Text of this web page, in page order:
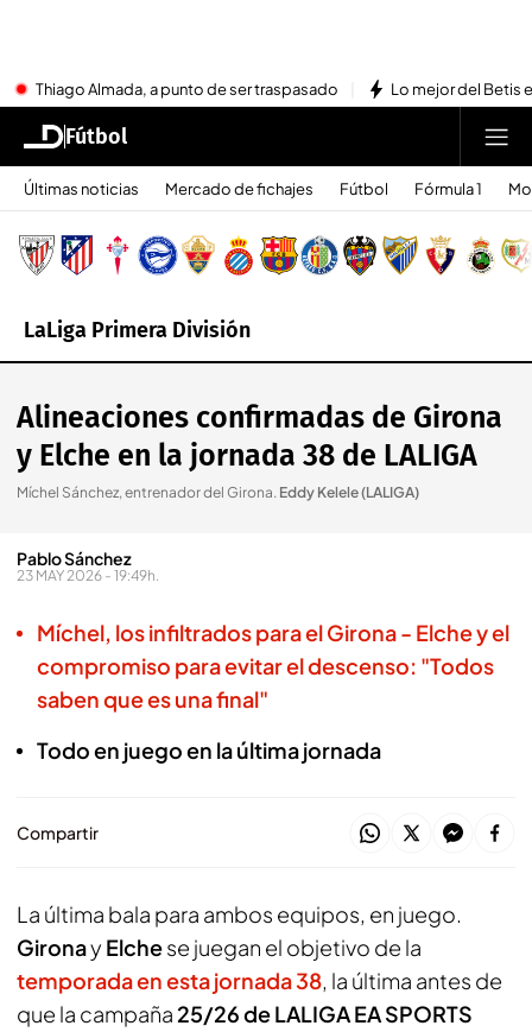
Thiago Almada, a punto de ser traspasado Lo mejor del Betis
Fútbol
Últimas noticias Mercado de fichajes Fútbol Fórmula 1
LaLiga Primera División
Alineaciones confirmadas de Girona
y Elche en la jornada 38 de LALIGA
Míchel Sánchez, entrenador del Girona. Eddy Kelele (LALIGA)
Pablo Sánchez
23 MAY 2026 - 19:49h.
Míchel, los infiltrados para el Girona - Elche y el
compromiso para evitar el descenso: "Todos
saben que es una final"
Todo en juego en la última jornada
Compartir
La última bala para ambos equipos, en juego.
Gironay Elchese juegan el objetivo de la
temporada en esta jornada 38, la última antes de
que la campaña 25/26 de LALIGA EA SPORTS